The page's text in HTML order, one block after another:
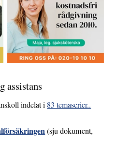
assistans
indelat i 83 temaserier..
(sju dokument,